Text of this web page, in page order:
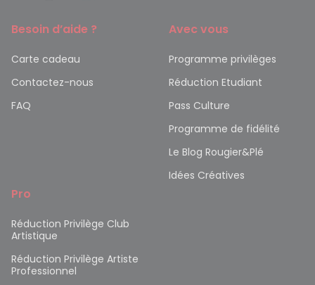
Besoin d’aide ?
Carte cadeau
Contactez-nous
FAQ
Avec vous
Programme privilèges
Réduction Etudiant
Pass Culture
Programme de fidélité
Le Blog Rougier&Plé
Idées Créatives
Pro
Réduction Privilège Club
Artistique
Réduction Privilège Artiste
Professionnel